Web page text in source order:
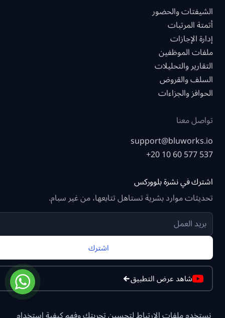
الشيفتات والحضور
أتمتة المرتبات
إدارة الإجازات
ملفات الموظفين
التقارير والتحليلات
السلف والقروض
الحوافز والجزاءات
تواصل معنا
support@bluworks.io
+20 10 60 577 537
اشترك في نشرة بلووركس
تحديثات موارد بشرية تستاهل تتابعها، من غير سبام.
اشترك
شاهد عرض التطبيق